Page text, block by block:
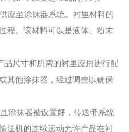
应至涂抹器系统。衬里材料的
程。该材料可以是液体、粉末
品尺寸和所需的衬里应用进行配
其他涂抹器，经过调整以确保
涂抹器被设置好，传送带系统
送机的连续运动允许产品在衬